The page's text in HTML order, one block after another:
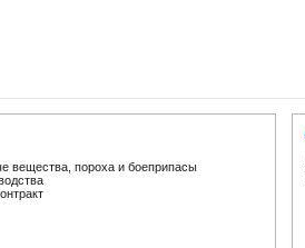
вещества, пороха и боеприпасы